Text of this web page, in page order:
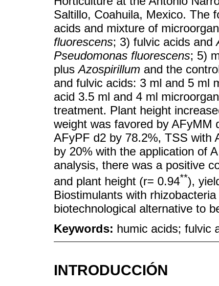
Saltillo, Coahuila, Mexico. The
acids and mixture of
fluorescens; 3) fulvic acids and
Pseudomonas fluorescens; 5)
plusAzospirillum and the
and fulvic acids: 3 ml and 5 ml
acid 3.5 ml and 4 ml
treatment. Plant height
weight was favored by AFyMM
AFyPF d2 by 78.2%, TSS with
by 20% with the application of
analysis, there was a positive
and plant height (r= 0.94**),
Biostimulants with
biotechnological alternative to
Keywords: humic acids; fulvic
INTRODUCCIÓN